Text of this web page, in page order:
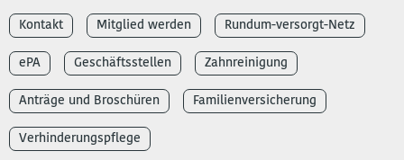
Kontakt Mitglied werden Rundum-versorgt-Netz
ePA Geschäftsstellen Zahnreinigung
Anträge und Broschüren Familienversicherung
Verhinderungspflege